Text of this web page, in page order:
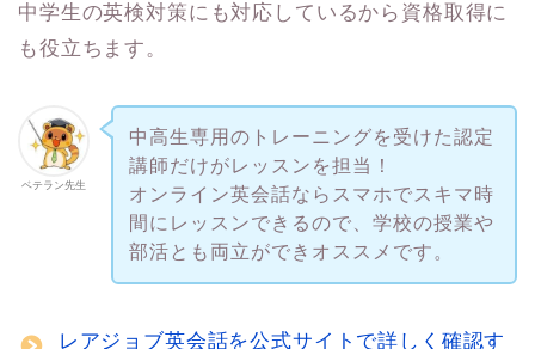
中学生の英検対策にも対応しているから資格取得に
も役立ちます。
ベテラン先生
中高生専用のトレーニングを受けた認定
講師だけがレッスンを担当！
オンライン英会話ならスマホでスキマ時
間にレッスンできるので、学校の授業や
部活とも両立ができオススメです。
レアジョブ英会話を公式サイトで詳しく確認す